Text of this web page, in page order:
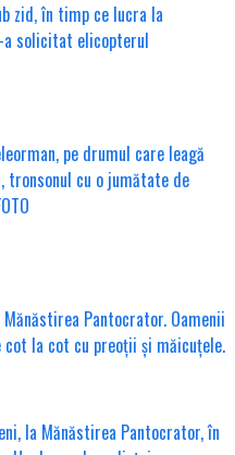
zid, în timp ce lucra la
a solicitat elicopterul
pe drumul care leagă
tronsonul cu o jumătate de
Pantocrator. Oamenii
cot la cot cu preoții și măicuțele.
la Mănăstirea Pantocrator, în